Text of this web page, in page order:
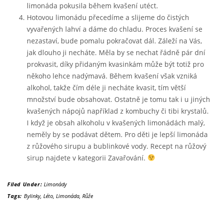
limonáda pokusila během kvašení utéct.
Hotovou limonádu přecedíme a slijeme do čistých
vyvařených lahví a dáme do chladu. Proces kvašení se
nezastaví, bude pomalu pokračovat dál. Záleží na Vás,
jak dlouho ji necháte. Měla by se nechat řádně pár dní
prokvasit, díky přidaným kvasinkám může být totiž pro
někoho lehce nadýmavá. Během kvašení však vzniká
alkohol, takže čím déle ji necháte kvasit, tím větší
množství bude obsahovat. Ostatně je tomu tak i u jiných
kvašených nápojů například z kombuchy či tibi krystalů.
I když je obsah alkoholu v kvašených limonádách malý,
neměly by se podávat dětem. Pro děti je lepší limonáda
z růžového sirupu a bublinkové vody. Recept na růžový
sirup najdete v kategorii Zavařování.
Filed Under: Limonády
Tags: Bylinky, Léto, Limonáda, Růže